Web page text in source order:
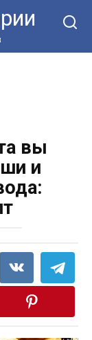
вы
и